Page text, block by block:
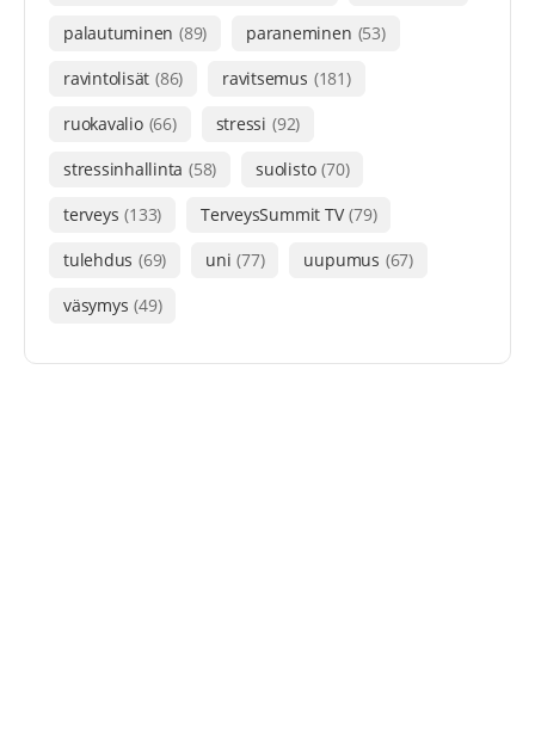
palautuminen (89) paraneminen (53)
ravintolisät (86) ravitsemus (181)
ruokavalio (66) stressi (92)
stressinhallinta (58) suolisto (70)
terveys (133) TerveysSummit TV (79)
tulehdus (69) uni (77) uupumus (67)
väsymys (49)